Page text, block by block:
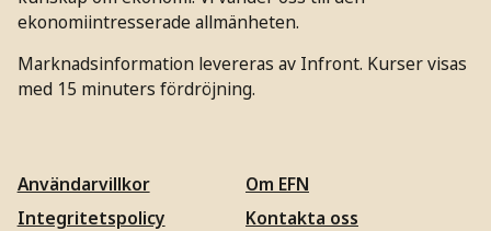
ekonomiintresserade allmänheten.
Marknadsinformation levereras av Infront. Kurser visas
med 15 minuters fördröjning.
Användarvillkor
Integritetspolicy
Om EFN
Kontakta oss